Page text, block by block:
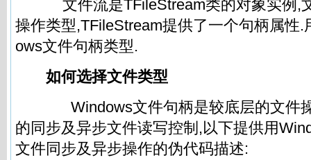
文件流是TFileStream类的对象实例,文
操作类型,TFileStream提供了一个句柄属性.
ows文件句柄类型.
如何选择文件类型
Windows文件句柄是较底层的文件操
的同步及异步文件读写控制,以下提供用
文件同步及异步操作的伪代码描述: